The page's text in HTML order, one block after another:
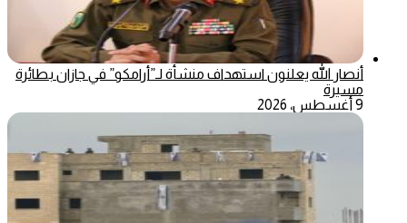
أنصار الله يعلنون استهداف منشأة لـ”أرامكو” في جازان بطائرة
مسيرة
9 أغسطس، 2026